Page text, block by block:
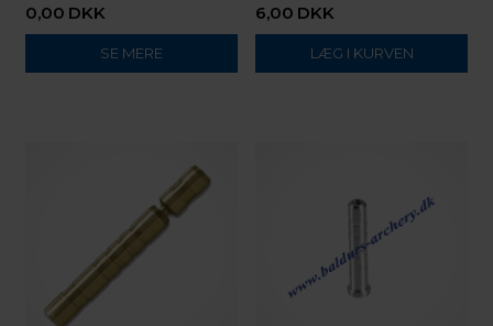
0,00 DKK
SE MERE
6,00 DKK